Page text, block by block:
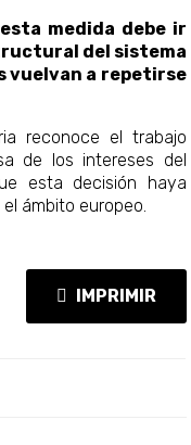
esta medida debe ir
del sistema
vuelvan a repetirse
reconoce el trabajo
de los intereses del
esta decisión haya
ámbito europeo.
IMPRIMIR